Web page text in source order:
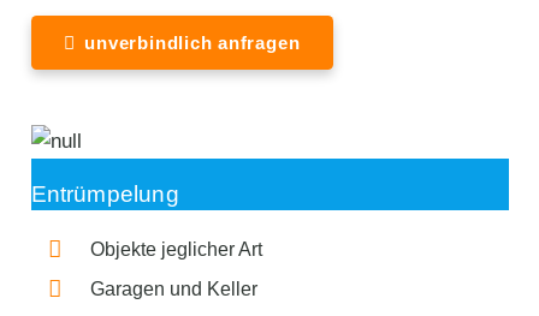
unverbindlich anfragen
Entrümpelung
Objekte jeglicher Art
Garagen und Keller